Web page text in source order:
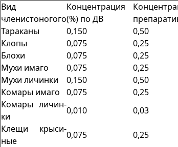
Вид
членистоногого
Концен­трация
(%) по ДВ
Тараканы
0,150 0,50
Клопы
0,075 0,25
Блохи
0,075 0,25
Мухи имаго
0,075 0,25
Мухи личинки
0,150 0,50
Комары имаго
0,075 0,25
Комары личин­
ки
0,010 0,03
Клещи крыси­
ные
0,075 0,25